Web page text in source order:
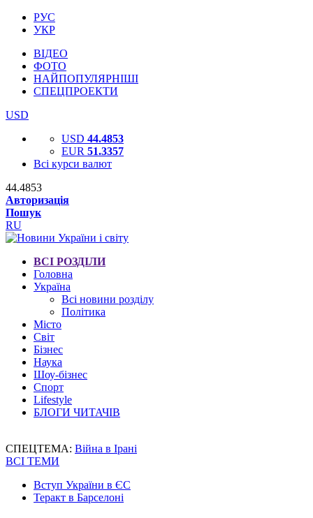
РУС
УКР
ВІДЕО
ФОТО
НАЙПОПУЛЯРНІШІ
СПЕЦПРОЕКТИ
USD
USD 44.4853
EUR 51.3357
Всі курси валют
44.4853
Авторизація
Пошук
RU
ВСІ РОЗДІЛИ
Головна
Україна
Всі новини розділу
Політика
Місто
Світ
Бізнес
Наука
Шоу-бізнес
Спорт
Lifestyle
БЛОГИ ЧИТАЧІВ
СПЕЦТЕМА: Війна в Ірані
ВСІ ТЕМИ
Вступ України в ЄС
Теракт в Барселоні